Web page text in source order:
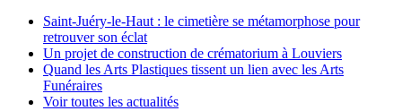
Saint-Juéry-le-Haut : le cimetière se métamorphose pour
retrouver son éclat
Un projet de construction de crématorium à Louviers
Quand les Arts Plastiques tissent un lien avec les Arts
Funéraires
Voir toutes les actualités